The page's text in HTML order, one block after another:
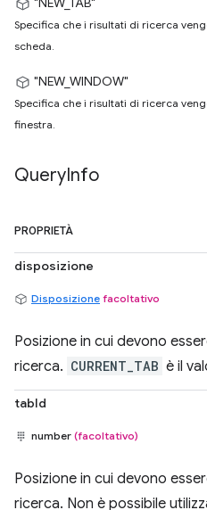
Specifica che i risultati di ricerca
scheda.
"NEW_WINDOW"
Specifica che i risultati di ricerca
finestra.
QueryInfo
PROPRIETÀ
disposizione
Disposizione facoltativo
Posizione in cui devono
ricerca. CURRENT_TAB è il
tabId
number (facoltativo)
Posizione in cui devono
ricerca. Non è possibile